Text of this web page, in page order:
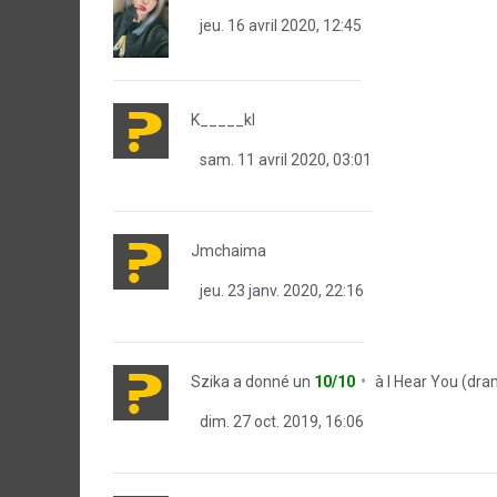
jeu. 16 avril 2020, 12:45
K_____kl
sam. 11 avril 2020, 03:01
Jmchaima
jeu. 23 janv. 2020, 22:16
Szika a donné un 10/10 à I Hear You
dim. 27 oct. 2019, 16:06